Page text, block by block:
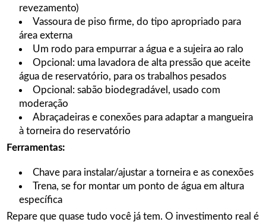
revezamento)
Vassoura de piso firme, do tipo apropriado para
área externa
Um rodo para empurrar a água e a sujeira ao ralo
Opcional: uma lavadora de alta pressão que aceite
água de reservatório, para os trabalhos pesados
Opcional: sabão biodegradável, usado com
moderação
Abraçadeiras e conexões para adaptar a mangueira
à torneira do reservatório
Ferramentas:
Chave para instalar/ajustar a torneira e as conexões
Trena, se for montar um ponto de água em altura
específica
Repare que quase tudo você já tem. O investimento real é